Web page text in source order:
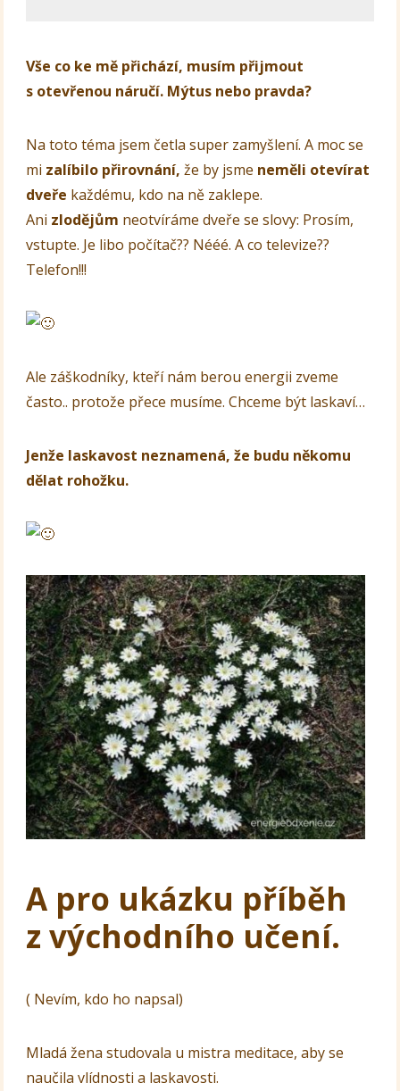
Vše co ke mě přichází, musím přijmout
s otevřenou náručí. Mýtus nebo pravda?
Na toto téma jsem četla super zamyšlení. A moc se
mi zalíbilo přirovnání, že by jsme neměli otevírat
dveře každému, kdo na ně zaklepe.
Ani zlodějům neotvíráme dveře se slovy: Prosím,
vstupte. Je libo počítač?? Nééé. A co televize??
Telefon!!!
Ale záškodníky, kteří nám berou energii zveme
často.. protože přece musíme. Chceme být laskaví…
Jenže laskavost neznamená, že budu někomu
dělat rohožku.
A pro ukázku příběh
z východního učení.
( Nevím, kdo ho napsal)
Mladá žena studovala u mistra meditace, aby se
naučila vlídnosti a laskavosti.